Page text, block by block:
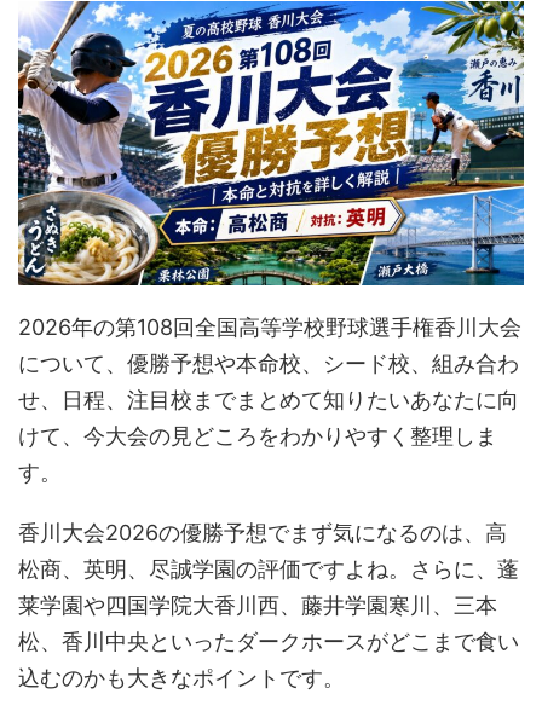
2026年の第108回全国高等学校野球選手権香川大会
について、優勝予想や本命校、シード校、組み合わ
せ、日程、注目校までまとめて知りたいあなたに向
けて、今大会の見どころをわかりやすく整理しま
す。
香川大会2026の優勝予想でまず気になるのは、高
松商、英明、尽誠学園の評価ですよね。さらに、蓬
莱学園や四国学院大香川西、藤井学園寒川、三本
松、香川中央といったダークホースがどこまで食い
込むのかも大きなポイントです。